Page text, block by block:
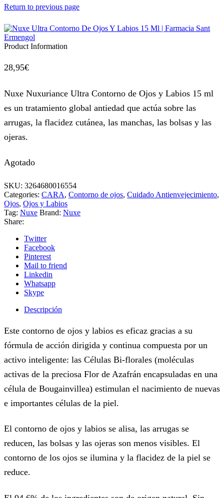
Return to previous page
Product Information
28,95€
Nuxe Nuxuriance Ultra Contorno de Ojos y Labios 15 ml
es un tratamiento global antiedad que actúa sobre las
arrugas, la flacidez cutánea, las manchas, las bolsas y las
ojeras.
Agotado
SKU: 3264680016554
Categories: CARA, Contorno de ojos, Cuidado Antienvejecimiento,
Ojos, Ojos y Labios
Tag: Nuxe Brand: Nuxe
Share:
Twitter
Facebook
Pinterest
Mail to friend
Linkedin
Whatsapp
Skype
Descripción
Este contorno de ojos y labios es eficaz gracias a su
fórmula de acción dirigida y continua compuesta por un
activo inteligente: las Células Bi-florales (moléculas
activas de la preciosa Flor de Azafrán encapsuladas en una
célula de Bougainvillea) estimulan el nacimiento de nuevas
e importantes células de la piel.
El contorno de ojos y labios se alisa, las arrugas se
reducen, las bolsas y las ojeras son menos visibles. El
contorno de los ojos se ilumina y la flacidez de la piel se
reduce.